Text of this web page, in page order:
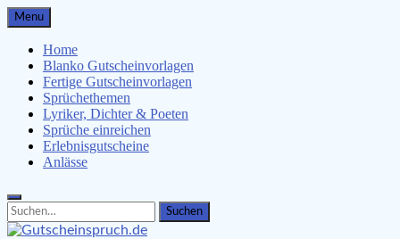
Skip
to
content
Menu
Home
Blanko Gutscheinvorlagen
Fertige Gutscheinvorlagen
Sprüchethemen
Lyriker, Dichter & Poeten
Sprüche einreichen
Erlebnisgutscheine
Anlässe
Search
for:
Search